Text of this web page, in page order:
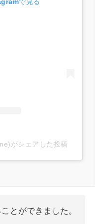
がシェアした投稿
とができました。